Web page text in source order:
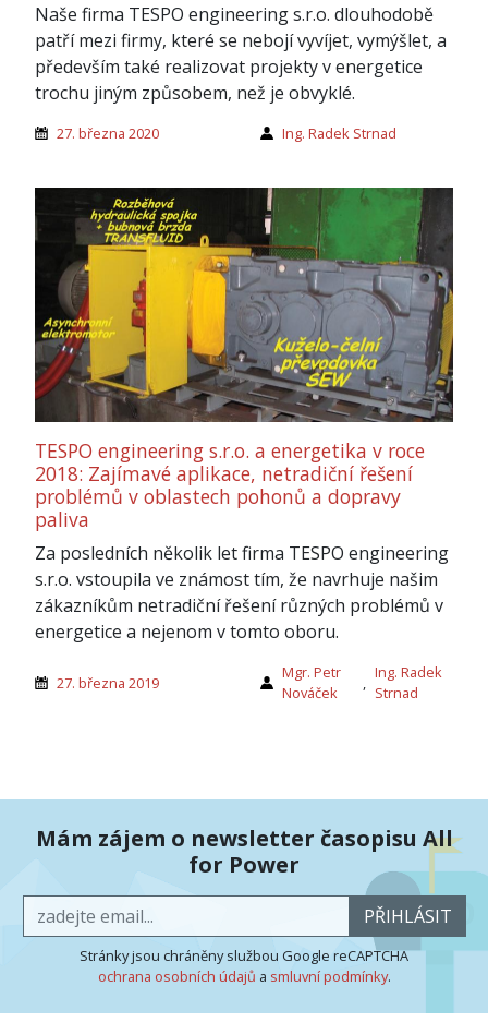
Naše firma TESPO engineering s.r.o. dlouhodobě
patří mezi firmy, které se nebojí vyvíjet, vymýšlet, a
především také realizovat projekty v energetice
trochu jiným způsobem, než je obvyklé.
27. března 2020 Ing. Radek Strnad
TESPO engineering s.r.o. a energetika v roce
2018: Zajímavé aplikace, netradiční řešení
problémů v oblastech pohonů a dopravy
paliva
Za posledních několik let firma TESPO engineering
s.r.o. vstoupila ve známost tím, že navrhuje našim
zákazníkům netradiční řešení různých problémů v
energetice a nejenom v tomto oboru.
27. března 2019
Mgr. Petr
Nováček
,
Ing. Radek
Strnad
Mám zájem o newsletter časopisu All
for Power
PŘIHLÁSIT
Stránky jsou chráněny službou Google reCAPTCHA
ochrana osobních údajů a smluvní podmínky.